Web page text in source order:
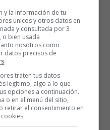
de la
Batman, la
y la información de tu
únicos y otros datos en
y consultada por 3
bien usada
nosotros como
datos precisos de
.
traten tus datos
legítimo, algo a lo que
opciones a continuación.
o en el menú del sitio,
retirar el consentimiento en